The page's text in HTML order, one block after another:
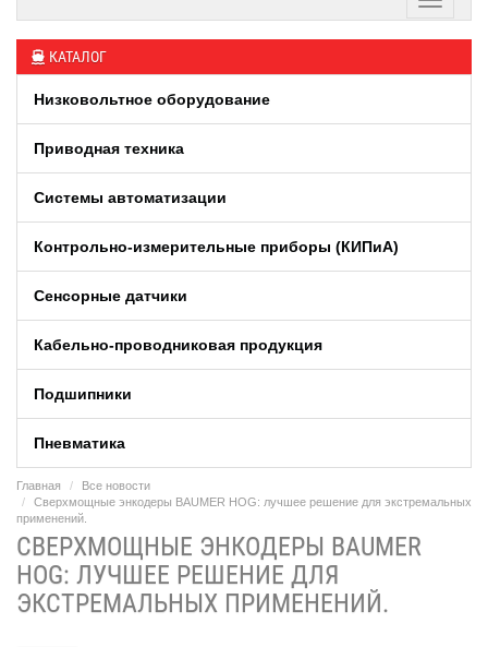
КАТАЛОГ
Низковольтное оборудование
Приводная техника
Системы автоматизации
Контрольно-измерительные приборы (КИПиA)
Сенсорные датчики
Кабельно-проводниковая продукция
Подшипники
Пневматика
Главная
Все новости
Сверхмощные энкодеры BAUMER HOG: лучшее решение для экстремальных
применений.
СВЕРХМОЩНЫЕ ЭНКОДЕРЫ BAUMER
HOG: ЛУЧШЕЕ РЕШЕНИЕ ДЛЯ
ЭКСТРЕМАЛЬНЫХ ПРИМЕНЕНИЙ.